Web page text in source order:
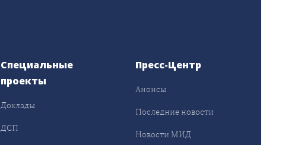
Специальные
проекты
Доклады
ДСП
Пресс-Центр
Анонсы
Последние новости
Новости МИД